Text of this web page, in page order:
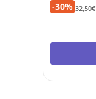
-30% 32,50€